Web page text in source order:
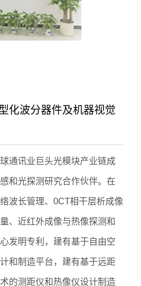
化波分器件及机器视觉
通讯业巨头光模块产业链成
和光探测研究合作伙伴。在
波长管理、0CT相干层析成像
、近红外成像与热像探测和
发明专利，建有基于自由空
和制造平台，建有基于远距
的测距仪和热像仪设计制造